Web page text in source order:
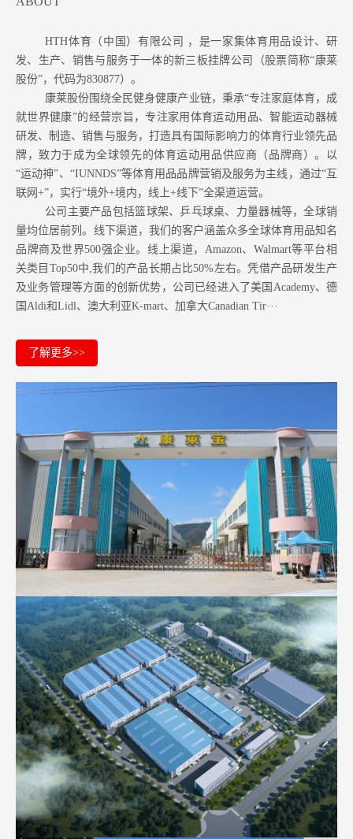
HTH体育（中国）有限公司 ，是一家集体育用品设计、研
发、生产、销售与服务于一体的新三板挂牌公司（股票简称“康莱
股份”，代码为830877）。
康莱股份围绕全民健身健康产业链，秉承“专注家庭体育，成
就世界健康”的经营宗旨，专注家用体育运动用品、智能运动器械
研发、制造、销售与服务，打造具有国际影响力的体育行业领先品
牌，致力于成为全球领先的体育运动用品供应商（品牌商）。以
“运动神”、“IUNNDS”等体育用品品牌营销及服务为主线，通过“互
联网+”，实行“境外+境内，线上+线下”全渠道运营。
公司主要产品包括篮球架、乒乓球桌、力量器械等，全球销
量均位居前列。 线下渠道，我们的客户涵盖众多全球体育用品知名
品牌商及世界500强企业。 线上渠道，Amazon、Walmart等平台相
关类目Top50中,我们的产品长期占比50%左右。凭借产品研发生产
及业务管理等方面的创新优势，公司已经进入了美国Academy、德
国Aldi和Lidl、澳大利亚K-mart、加拿大Canadian Tir···
了解更多>>